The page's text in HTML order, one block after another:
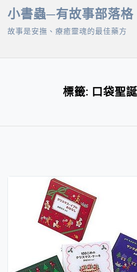
Skip
content
小書蟲─有故事部落格
故事是安撫、療癒靈魂的最佳藥方
標籤: 口袋聖